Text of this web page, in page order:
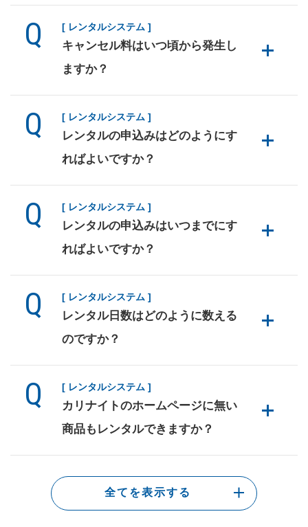
[ レンタルシステム ]
キャンセル料はいつ頃から発生し
ますか？
[ レンタルシステム ]
レンタルの申込みはどのようにす
ればよいですか？
[ レンタルシステム ]
レンタルの申込みはいつまでにす
ればよいですか？
[ レンタルシステム ]
レンタル日数はどのように数える
のですか？
[ レンタルシステム ]
カリナイトのホームページに無い
商品もレンタルできますか？
全てを表示する